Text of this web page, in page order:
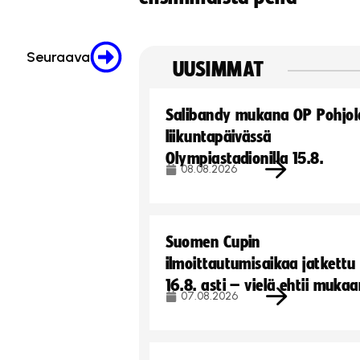
Seuraava
UUSIMMAT
Salibandy mukana OP
liikuntapäivässä
Olympiastadionilla 15.8.
08.08.2026
Suomen Cupin
ilmoittautumisaikaa jatkettu
16.8. asti – vielä ehtii
07.08.2026